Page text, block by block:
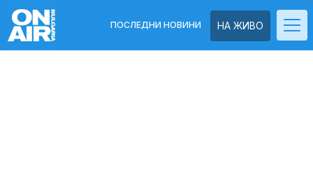
НА ЖИВО
ПОСЛЕДНИ НОВИНИ